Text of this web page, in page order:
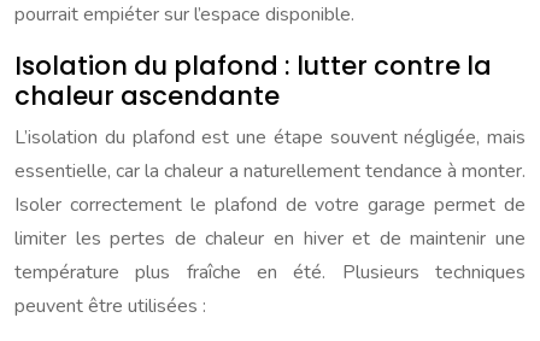
pourrait empiéter sur l’espace disponible.
Isolation du plafond : lutter contre la
chaleur ascendante
L’isolation du plafond est une étape souvent négligée, mais
essentielle, car la chaleur a naturellement tendance à monter.
Isoler correctement le plafond de votre garage permet de
limiter les pertes de chaleur en hiver et de maintenir une
température plus fraîche en été. Plusieurs techniques
peuvent être utilisées :